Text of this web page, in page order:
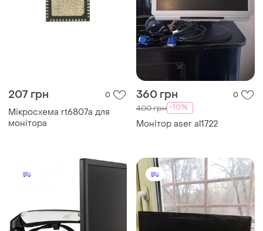
207 грн 0
Мікросхема rt6807a для
монітора
360 грн 0
400 грн -10%
Монітор aser al1722